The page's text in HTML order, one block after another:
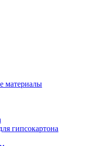
материалы
гипсокартона